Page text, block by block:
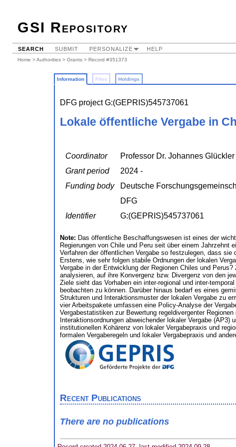
GSI Repository
SEARCH SUBMIT PERSONALIZE HELP
Home >Authorities > Grants > Record #351373
Information Files Holdings
DFG project G:(GEPRIS)545737061
Lokale öffentliche Vergabe in
Coordinator
Professor Dr. Johannes Glückler
Grant period
2024 -
Funding body
Deutsche
DFG
Identifier
G:(GEPRIS)545737061
Note: Das öffentliche Beschaffungswesen ist eines der
Regierungen von Chile und Peru seit über einem
Verfahren der öffentlichen Vergabe so festzulegen, dass
Erstens, wie sehr folgen stabile Ordnungen der lokalen
Vergabe in der Entwicklung der Regionen Chiles und
analysieren, auf ihre Konvergenz bzw. Divergenz von den
Ziele sieht das Vorhaben ein inter-regional und inter-
beobachten zu können. Darüber hinaus bedarf es eines
Strukturen und Interaktionsmuster der lokalen Vergabe zu
vier Arbeitspakete umfassen eine Policy-Analyse der
Vergabestatistiken zur Bewertung regeldivergenter
Interaktionsordnungen abweichender lokaler Vergabe
institutionellen Kohärenz von lokaler Vergabepraxis und
formalen Vergaberegeln und lokaler Vergabepraxis und
Recent Publications
There are no publications